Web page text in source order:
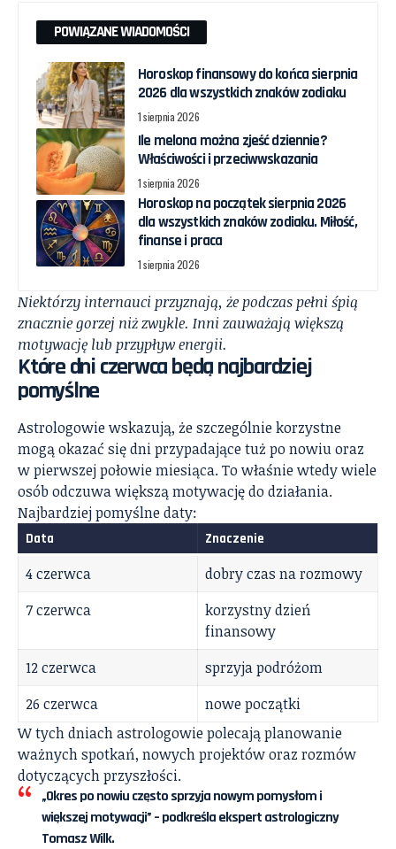
POWIĄZANE WIADOMOŚCI
Horoskop finansowy do końca sierpnia
2026 dla wszystkich znaków zodiaku
1 sierpnia 2026
Ile melona można zjeść dziennie?
Właściwości i przeciwwskazania
1 sierpnia 2026
Horoskop na początek sierpnia 2026
dla wszystkich znaków zodiaku. Miłość,
finanse i praca
1 sierpnia 2026
Niektórzy internauci przyznają, że podczas pełni śpią
znacznie gorzej niż zwykle. Inni zauważają większą
motywację lub przypływ energii.
Które dni czerwca będą najbardziej
pomyślne
Astrologowie wskazują, że szczególnie korzystne
mogą okazać się dni przypadające tuż po nowiu oraz
w pierwszej połowie miesiąca. To właśnie wtedy wiele
osób odczuwa większą motywację do działania.
Najbardziej pomyślne daty:
Data Znaczenie
4 czerwca
dobry czas na rozmowy
7 czerwca
korzystny dzień
finansowy
12 czerwca
sprzyja podróżom
26 czerwca
nowe początki
W tych dniach astrologowie polecają planowanie
ważnych spotkań, nowych projektów oraz rozmów
dotyczących przyszłości.
„Okres po nowiu często sprzyja nowym pomysłom i
większej motywacji” – podkreśla ekspert astrologiczny
Tomasz Wilk.